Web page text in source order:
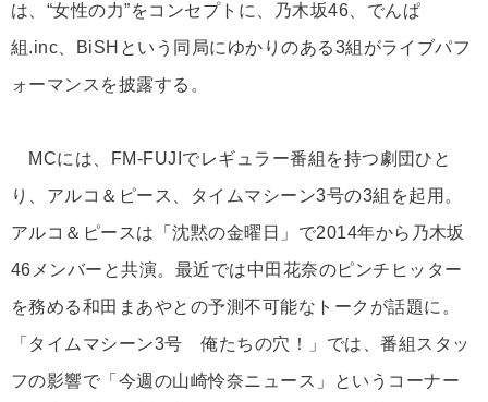
は、“女性の力”をコンセプトに、乃木坂46、でんぱ
組.inc、BiSHという同局にゆかりのある3組がライブパフ
ォーマンスを披露する。
MCには、FM-FUJIでレギュラー番組を持つ劇団ひと
り、アルコ＆ピース、タイムマシーン3号の3組を起用。
アルコ＆ピースは「沈黙の金曜日」で2014年から乃木坂
46メンバーと共演。最近では中田花奈のピンチヒッター
を務める和田まあやとの予測不可能なトークが話題に。
「タイムマシーン3号 俺たちの穴！」では、番組スタッ
フの影響で「今週の山崎怜奈ニュース」というコーナー